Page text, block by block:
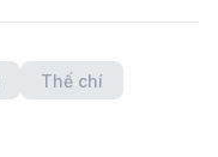
Thế chí